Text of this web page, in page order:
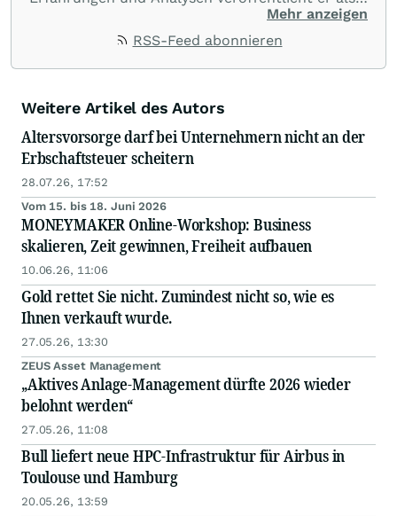
seiner Leidenschaft für Aktien profitieren.
Mehr anzeigen
RSS-Feed abonnieren
Weitere Artikel des Autors
Altersvorsorge darf bei Unternehmern nicht an der
Erbschaftsteuer scheitern
28.07.26, 17:52
Vom 15. bis 18. Juni 2026
MONEYMAKER Online-Workshop: Business
skalieren, Zeit gewinnen, Freiheit aufbauen
10.06.26, 11:06
Gold rettet Sie nicht. Zumindest nicht so, wie es
Ihnen verkauft wurde.
27.05.26, 13:30
ZEUS Asset Management
„Aktives Anlage-Management dürfte 2026 wieder
belohnt werden“
27.05.26, 11:08
Bull liefert neue HPC-Infrastruktur für Airbus in
Toulouse und Hamburg
20.05.26, 13:59